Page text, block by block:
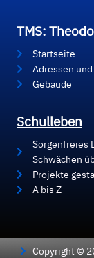
TMS:
Startseite
Adressen
Gebäude
Schulleben
Sorgenfreies
Schwächen
Projekte
A bis Z
Copyright ©